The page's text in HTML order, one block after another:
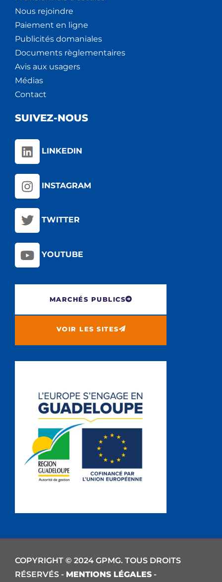
Nous rejoindre
Paiement en ligne
Publicités domaniales
Documents règlementaires
Avis aux usagers
Médias
Contact
SUIVEZ-NOUS
LINKEDIN
INSTAGRAM
TWITTER
YOUTUBE
MARCHÉS PUBLICS
VOIR LES SITES
COPYRIGHT © 2024 GPMG. TOUS DROITS
RÉSERVÉS - MENTIONS LÉGALES -